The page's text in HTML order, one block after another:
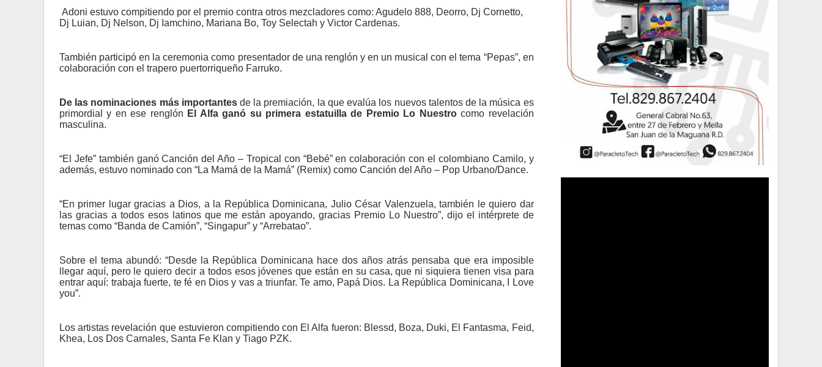
Adoni estuvo compitiendo por el premio contra otros mezcladores como: Agudelo 888, Deorro, Dj Cornetto,
Dj Luian, Dj Nelson, Dj Iamchino, Mariana Bo, Toy Selectah y Victor Cardenas.
También participó en la ceremonia como presentador de una renglón y en un musical con el tema “Pepas”, en
colaboración con el trapero puertorriqueño Farruko.
De las nominaciones más importantesde la premiación, la que evalúa los nuevos talentos de la música es
primordial y en ese renglón El Alfa ganó su primera estatuilla de Premio Lo Nuestrocomo revelación
masculina.
“El Jefe” también ganó Canción del Año – Tropical con “Bebé” en colaboración con el colombiano Camilo, y
además, estuvo nominado con “La Mamá de la Mamá” (Remix) como Canción del Año – Pop Urbano/Dance.
“En primer lugar gracias a Dios, a la República Dominicana, Julio César Valenzuela, también le quiero dar
las gracias a todos esos latinos que me están apoyando, gracias Premio Lo Nuestro”, dijo el intérprete de
temas como “Banda de Camión”, “Singapur” y “Arrebatao”.
Sobre el tema abundó: “Desde la República Dominicana hace dos años atrás pensaba que era imposible
llegar aquí, pero le quiero decir a todos esos jóvenes que están en su casa, que ni siquiera tienen visa para
entrar aquí: trabaja fuerte, te fé en Dios y vas a triunfar. Te amo, Papá Dios. La República Dominicana, I Love
you”.
Los artistas revelación que estuvieron compitiendo con El Alfa fueron: Blessd, Boza, Duki, El Fantasma, Feid,
Khea, Los Dos Carnales, Santa Fe Klan y Tiago PZK.